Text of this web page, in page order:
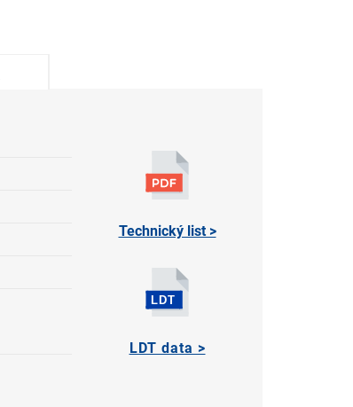
Technický list >
LDT data >